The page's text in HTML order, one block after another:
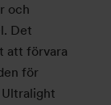
och
Det
att förvara
för
Ultralight